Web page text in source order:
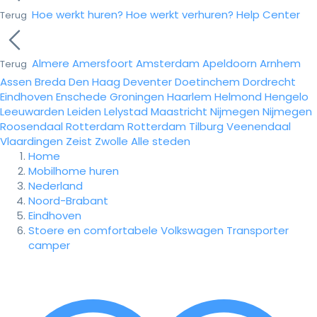
Terug Hoe werkt huren? Hoe werkt verhuren? Help Center
Terug Almere Amersfoort Amsterdam Apeldoorn Arnhem
Assen Breda Den Haag DeventerDoetinchem Dordrecht
Eindhoven Enschede Groningen Haarlem Helmond Hengelo
Leeuwarden Leiden Lelystad Maastricht Nijmegen Nijmegen
Roosendaal Rotterdam Rotterdam Tilburg Veenendaal
Vlaardingen Zeist Zwolle Alle steden
Home
Mobilhome huren
Nederland
Noord-Brabant
Eindhoven
Stoere en comfortabele Volkswagen Transporter
camper